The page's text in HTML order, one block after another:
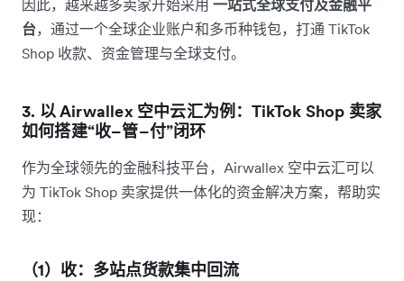
因此，越来越多卖家开始采用 一站式全球支付及金融平
台，通过一个全球企业账户和多币种钱包，打通 TikTok
Shop 收款、资金管理与全球支付。
3. 以 Airwallex 空中云汇为例：TikTok Shop 卖家
如何搭建“收–管–付”闭环
作为全球领先的金融科技平台，Airwallex 空中云汇可以
为 TikTok Shop 卖家提供一体化的资金解决方案，帮助实
现：
（1）收：多站点货款集中回流